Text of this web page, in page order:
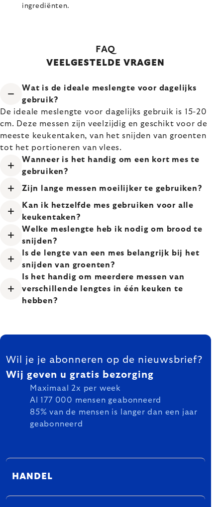
ingrediënten.
FAQ
VEELGESTELDE VRAGEN
Wat is de ideale meslengte voor dagelijks
gebruik?
De ideale meslengte voor dagelijks gebruik is 15-20
cm. Deze messen zijn veelzijdig en geschikt voor de
meeste keukentaken, van het snijden van groenten
tot het portioneren van vlees.
Wanneer is het handig om een kort mes te
gebruiken?
Zijn lange messen moeilijker te gebruiken?
Kan ik hetzelfde mes gebruiken voor alle
keukentaken?
Welke meslengte heb ik nodig om brood te
snijden?
Is de lengte van een mes belangrijk bij het
snijden van groenten?
Is het handig om meerdere messen van
verschillende lengtes in één keuken te
hebben?
FOOTER
Wil je je abonneren op de nieuwsbrief?
Wij geven u gratis bezorging
Maximaal 2x per week
Al 177 000 mensen geabonneerd
85% van de mensen is langer dan een jaar
geabonneerd
HANDEL